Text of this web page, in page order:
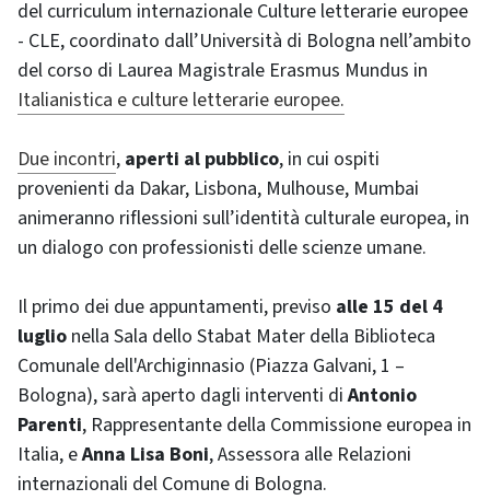
del curriculum internazionale Culture letterarie europee
- CLE, coordinato dall’Università di Bologna nell’ambito
del corso di Laurea Magistrale Erasmus Mundus in
Italianistica e culture letterarie europee.
Due incontri, aperti al pubblico, in cui ospiti
provenienti da Dakar, Lisbona, Mulhouse, Mumbai
animeranno riflessioni sull’identità culturale europea, in
un dialogo con professionisti delle scienze umane.
Il primo dei due appuntamenti, previso alle 15 del 4
luglio nella Sala dello Stabat Mater della Biblioteca
Comunale dell'Archiginnasio (Piazza Galvani, 1 –
Bologna), sarà aperto dagli interventi diAntonio
Parenti, Rappresentante della Commissione europea in
Italia, eAnna Lisa Boni, Assessora alle Relazioni
internazionali del Comune di Bologna.